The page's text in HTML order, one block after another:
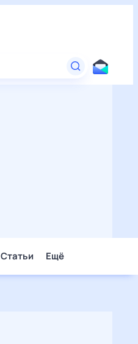
Статьи Ещё